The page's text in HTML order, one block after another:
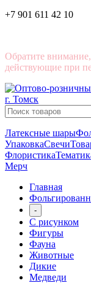
+7 901 611 42 10
Обратите
действующие при
Латексные шары
УпаковкаСвечи
Флористика
Мерч
Главная
-
С рисунком
Фигуры
Фауна
Животные
Дикие
Медведи